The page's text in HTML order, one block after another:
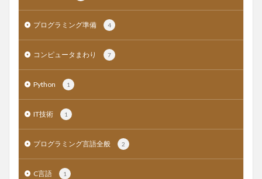
プログラミング準備 4
コンピュータまわり 7
Python 1
IT技術 1
プログラミング言語全般 2
C言語 1